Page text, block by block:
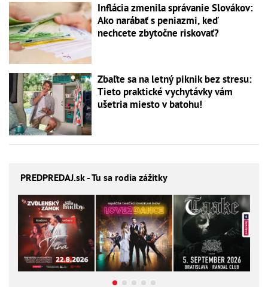
Inflácia zmenila správanie Slovákov:
Ako narábať s peniazmi, keď
nechcete zbytočne riskovať?
Zbaľte sa na letný piknik bez stresu:
Tieto praktické vychytávky vám
ušetria miesto v batohu!
PREDPREDAJ.sk - Tu sa rodia zážitky